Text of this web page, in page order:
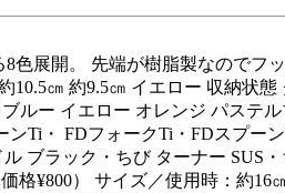
色展開。 先端が樹脂製なのでフ
㎝ 約9.5㎝ イエロー 収納状態
ルー イエロー オレンジ パステ
Ti・ FDフォークTi・FDスプー
ブラック・ちび ターナー SUS
格¥800） サイズ／使用時：約16